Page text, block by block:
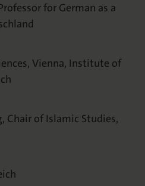
for German as a
Vienna, Institute of
Chair of Islamic Studies,